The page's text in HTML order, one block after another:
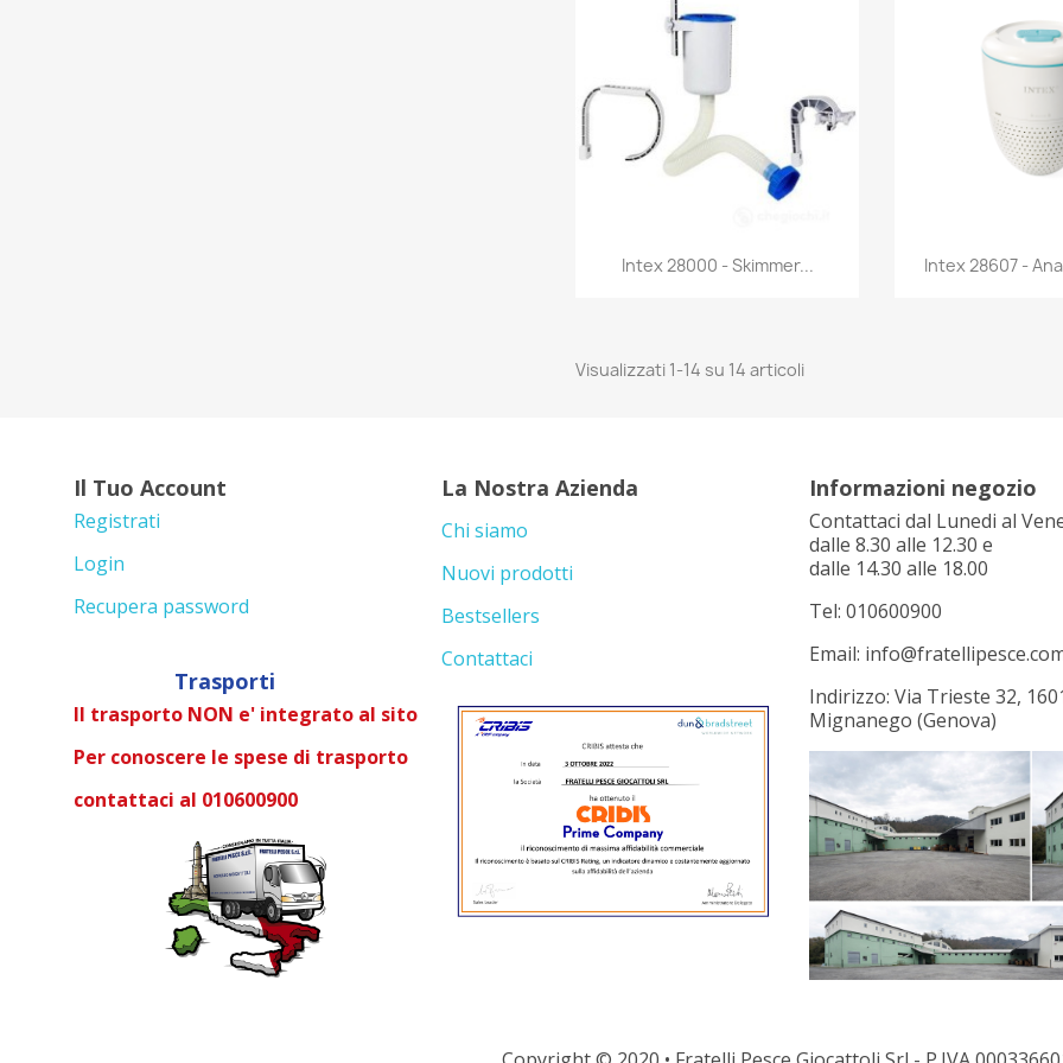
Anteprima
Intex 28000 - Skimmer... 
Intex 28607 -
Visualizzati 1-14 su 14 articoli
Il Tuo Account
Registrati
Login
Recupera password
Trasporti
Il trasporto NON e' integrato al sito
Per conoscere le spese di trasporto
contattaci al 010600900
La Nostra Azienda
Chi siamo
Nuovi prodotti
Bestsellers
Contattaci
Informazioni negozio
Contattaci dal Lunedi al
dalle 8.30 alle 12.30 e
dalle 14.30 alle 18.00
Tel: 010600900
Email:
Indirizzo: Via Trieste 32,
Mignanego (Genova)